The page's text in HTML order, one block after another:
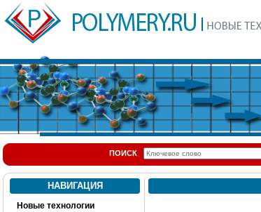
ПОИСК
НАВИГАЦИЯ
Новые технологии